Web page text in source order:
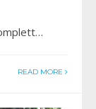
READ MORE